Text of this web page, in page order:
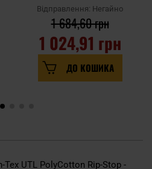
Відправлення: Негайно
1 024,91 грн
1 684,60 грн
ДО КОШИКА
UTL PolyCotton Rip-Stop -